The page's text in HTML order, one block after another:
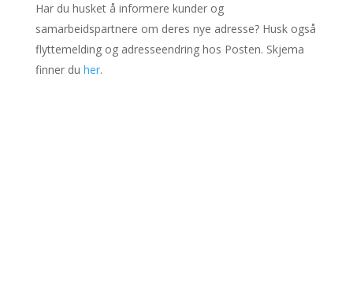
Har du husket å informere kunder og
samarbeidspartnere om deres nye adresse? Husk også
flyttemelding og adresseendring hos Posten. Skjema
finner du her.